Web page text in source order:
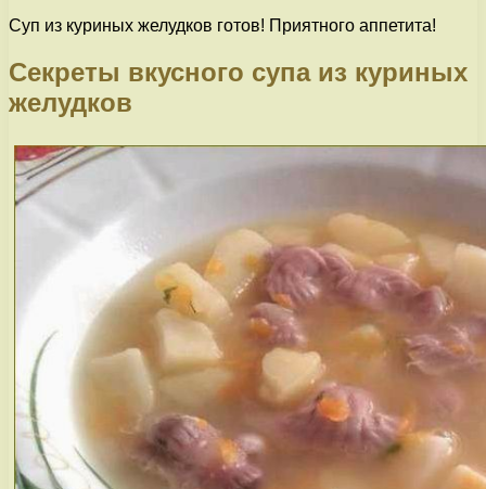
Суп из куриных желудков готов! Приятного аппетита!
Секреты вкусного супа из куриных
желудков